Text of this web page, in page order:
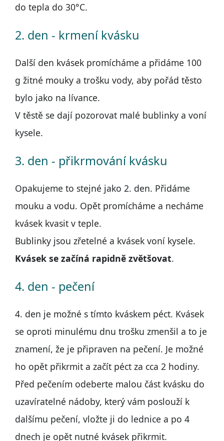
do tepla do 30°C.
2. den - krmení kvásku
Další den kvásek promícháme a přidáme 100
g žitné mouky a trošku vody, aby pořád těsto
bylo jako na lívance.
V těstě se dají pozorovat malé bublinky a voní
kysele.
3. den - přikrmování kvásku
Opakujeme to stejné jako 2. den. Přidáme
mouku a vodu. Opět promícháme a necháme
kvásek kvasit v teple.
Bublinky jsou zřetelné a kvásek voní kysele.
Kvásek se začíná rapidně zvětšovat.
4. den - pečení
4. den je možné s tímto kváskem péct. Kvásek
se oproti minulému dnu trošku zmenšil a to je
znamení, že je připraven na pečení. Je možné
ho opět přikrmit a začít péct za cca 2 hodiny.
Před pečením odeberte malou část kvásku do
uzavíratelné nádoby, který vám poslouží k
dalšímu pečení, vložte ji do lednice a po 4
dnech je opět nutné kvásek přikrmit.